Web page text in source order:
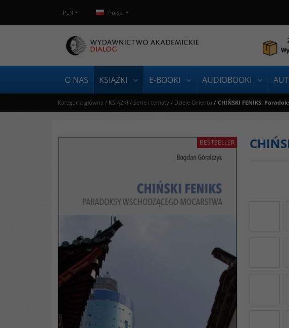
PLN Polski
O NAS KSIĄŻKI E-BOOKI AUDIOBOOKI
Kategoria główna / KSIĄŻKI / Serie i tematy / Dzieje Orientu / CHIŃSKI FENIKS.
BESTSELLER